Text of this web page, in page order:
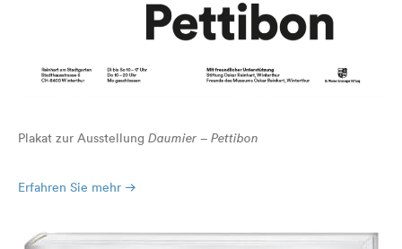
Plakat zur Ausstellung Daumier – Pettibon
Erfahren Sie mehr